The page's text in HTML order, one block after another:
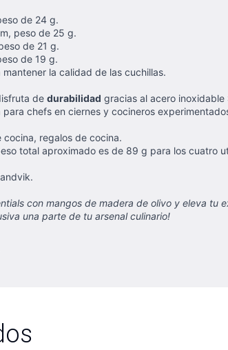
de 24 g.
peso de 25 g.
de 21 g.
de 19 g.
la calidad de las cuchillas.
de durabilidad gracias al acero inoxidable
chefs en ciernes y cocineros
cocina, regalos de cocina.
total aproximado es de 89 g para los cuatro
con mangos de madera de olivo y eleva
una parte de tu arsenal culinario!